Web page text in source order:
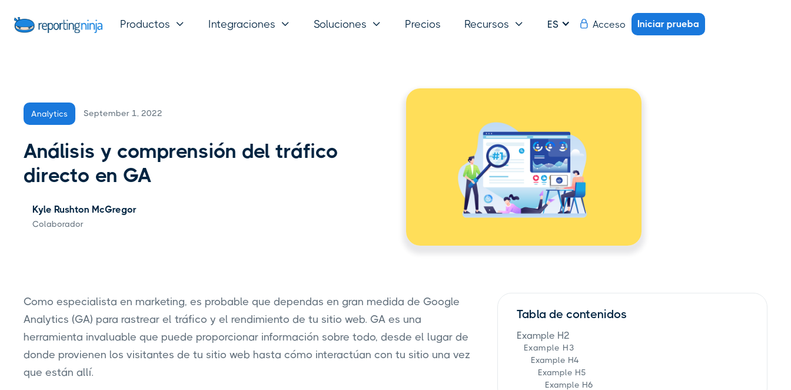
Productos  Integraciones  Soluciones  Precios Recursos  ES  Acceso Iniciar prueba
Analytics September 1, 2022
Análisis y comprensión del tráfico
directo en GA
Kyle Rushton McGregor
Colaborador
Como especialista en marketing, es probable que dependas en gran medida de Google
Analytics (GA) para rastrear el tráfico y el rendimiento de tu sitio web. GA es una
herramienta invaluable que puede proporcionar información sobre todo, desde el lugar de
donde provienen los visitantes de tu sitio web hasta cómo interactúan con tu sitio una vez
que están allí.
Tabla de contenidos
Example H2
Example H3
Example H4
Example H5
Example H6